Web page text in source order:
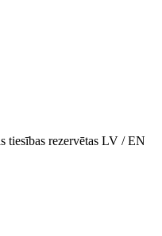
rezervētas LV / EN